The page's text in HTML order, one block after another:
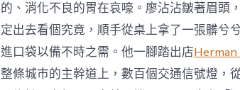
的、消化不良的胃在哀嚎。廖沾沾皺著眉頭
定出去看個究竟，順手從桌上拿了一張髒兮
進口袋以備不時之需。他一腳踏出店
整條城市的主幹道上，數百個交通信號燈，